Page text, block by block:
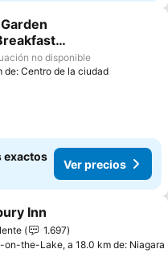
a favoritos
Niagara Inn
no disponible
de: Centro de la ciudad
exactos
Ver precios
a favoritos
Inn
1.697
on-the-Lake, a 18.0 km de: Niagara